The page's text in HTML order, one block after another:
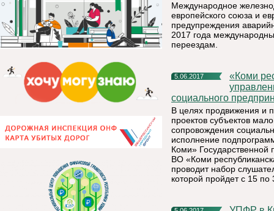
Международное
европейского союза и
предупреждения
2017 года
переездам.
5.06.2017
«Коми республиканская академия государственной службы и
социального
В целях продвижения и
проектов субъектов
сопровождения
исполнение
Коми»
ВО «Коми
проводит набор
которой пройдет с 15